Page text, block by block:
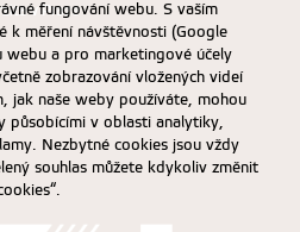
v Praze
fungování webu. S vaším
k měření návštěvnosti (Google
webu a pro marketingové účely
zobrazování vložených videí
jak naše weby používáte, mohou
působícími v oblasti analytiky,
Nezbytné cookies jsou vždy
souhlas můžete kdykoliv změnit